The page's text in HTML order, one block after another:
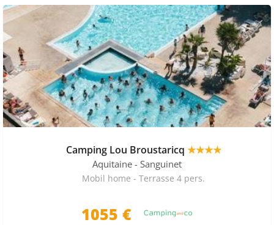
Camping Lou Broustaricq ★★★★
Aquitaine - Sanguinet
Mobil home - Terrasse 4 pers.
1055 €